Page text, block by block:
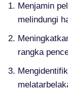
Menjamin
melindungi
rangka